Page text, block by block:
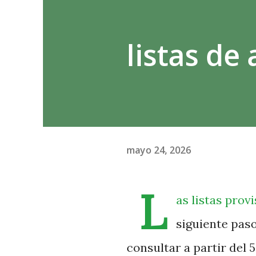
listas de
mayo 24, 2026
L
as listas
siguiente
consultar a partir del